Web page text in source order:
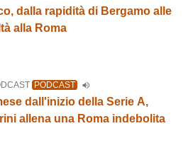
dalla rapidità di Bergamo alle
alla Roma
PODCAST
dall'inizio della Serie A,
allena una Roma indebolita